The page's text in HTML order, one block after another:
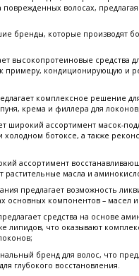
волосах, предлагая
бренды, которые производят
высокопротеиновые средства
к примеру, кондиционирующую и
комплексное решение
крема и филлера для локонов;
широкий ассортимент масок-
холодном ботоксе, а также
ассортимент
растительные масла и
предлагает возможность
основных компонентов – масел
средства на основе
липидов, что оказывают
бренд для волос, что
глубокого восстановления.